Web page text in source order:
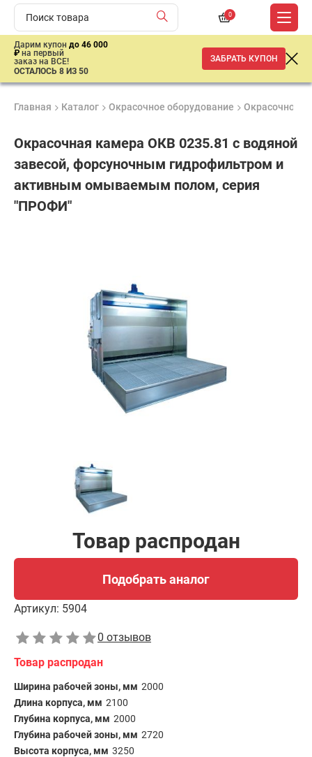
0
Дарим купон до 46 000
₽ на первый
заказ на ВСЕ!
ОСТАЛОСЬ 8 ИЗ 50
ЗАБРАТЬ КУПОН
Главная Каталог Окрасочное оборудование Окрасочно-
Окрасочная камера ОКВ 0235.81 с водяной
завесой, форсуночным гидрофильтром и
активным омываемым полом, серия
"ПРОФИ"
Товар распродан
Подобрать аналог
Артикул: 5904
0 отзывов
Товар распродан
Ширина рабочей зоны, мм 2000
Длина корпуса, мм 2100
Глубина корпуса, мм 2000
Глубина рабочей зоны, мм 2720
Высота корпуса, мм 3250
Подобрать аналог